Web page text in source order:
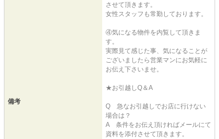
備考
させて頂きます。
女性スタッフも常勤しております。
④気になる物件を内覧して頂きま
す。
実際見て感じた事、気になることが
ございましたら営業マンにお気軽に
お伝え下さいませ。
★お引越しQ＆A
Q 急なお引越しでお店に行けない
場合は？
A 条件をお伝え頂ければメールにて
資料を添付させて頂きます。